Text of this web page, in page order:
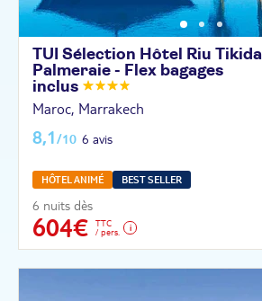
TUI Sélection Hôtel Riu Tikida
Palmeraie - Flex bagages
inclus
Maroc, Marrakech
8,1/10 6 avis
HÔTEL ANIMÉ BEST SELLER
6 nuits dès
604€
TTC
/ pers.